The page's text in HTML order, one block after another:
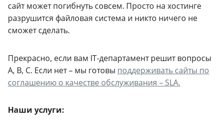
сайт может погибнуть совсем. Просто на хостинге
разрушится файловая система и никто ничего не
сможет сделать.
Прекрасно, если вам IT-департамент решит вопросы
А, В, С. Если нет – мы готовы поддерживать сайты по
соглашению о качестве обслуживания – SLA.
Наши услуги: